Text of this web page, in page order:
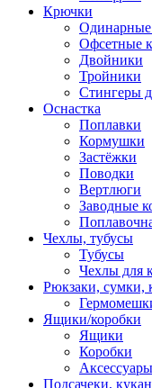
Крючки
Офсетные
Двойники
Тройники
Стингеры
Оснастка
Поплавки
Кормушки
Застёжки
Поводки
Вертлюги
Заводные
Чехлы, тубусы
Тубусы
Чехлы для
Рюкзаки, сумки,
Ящики/коробки
Ящики
Коробки
Подсачеки,